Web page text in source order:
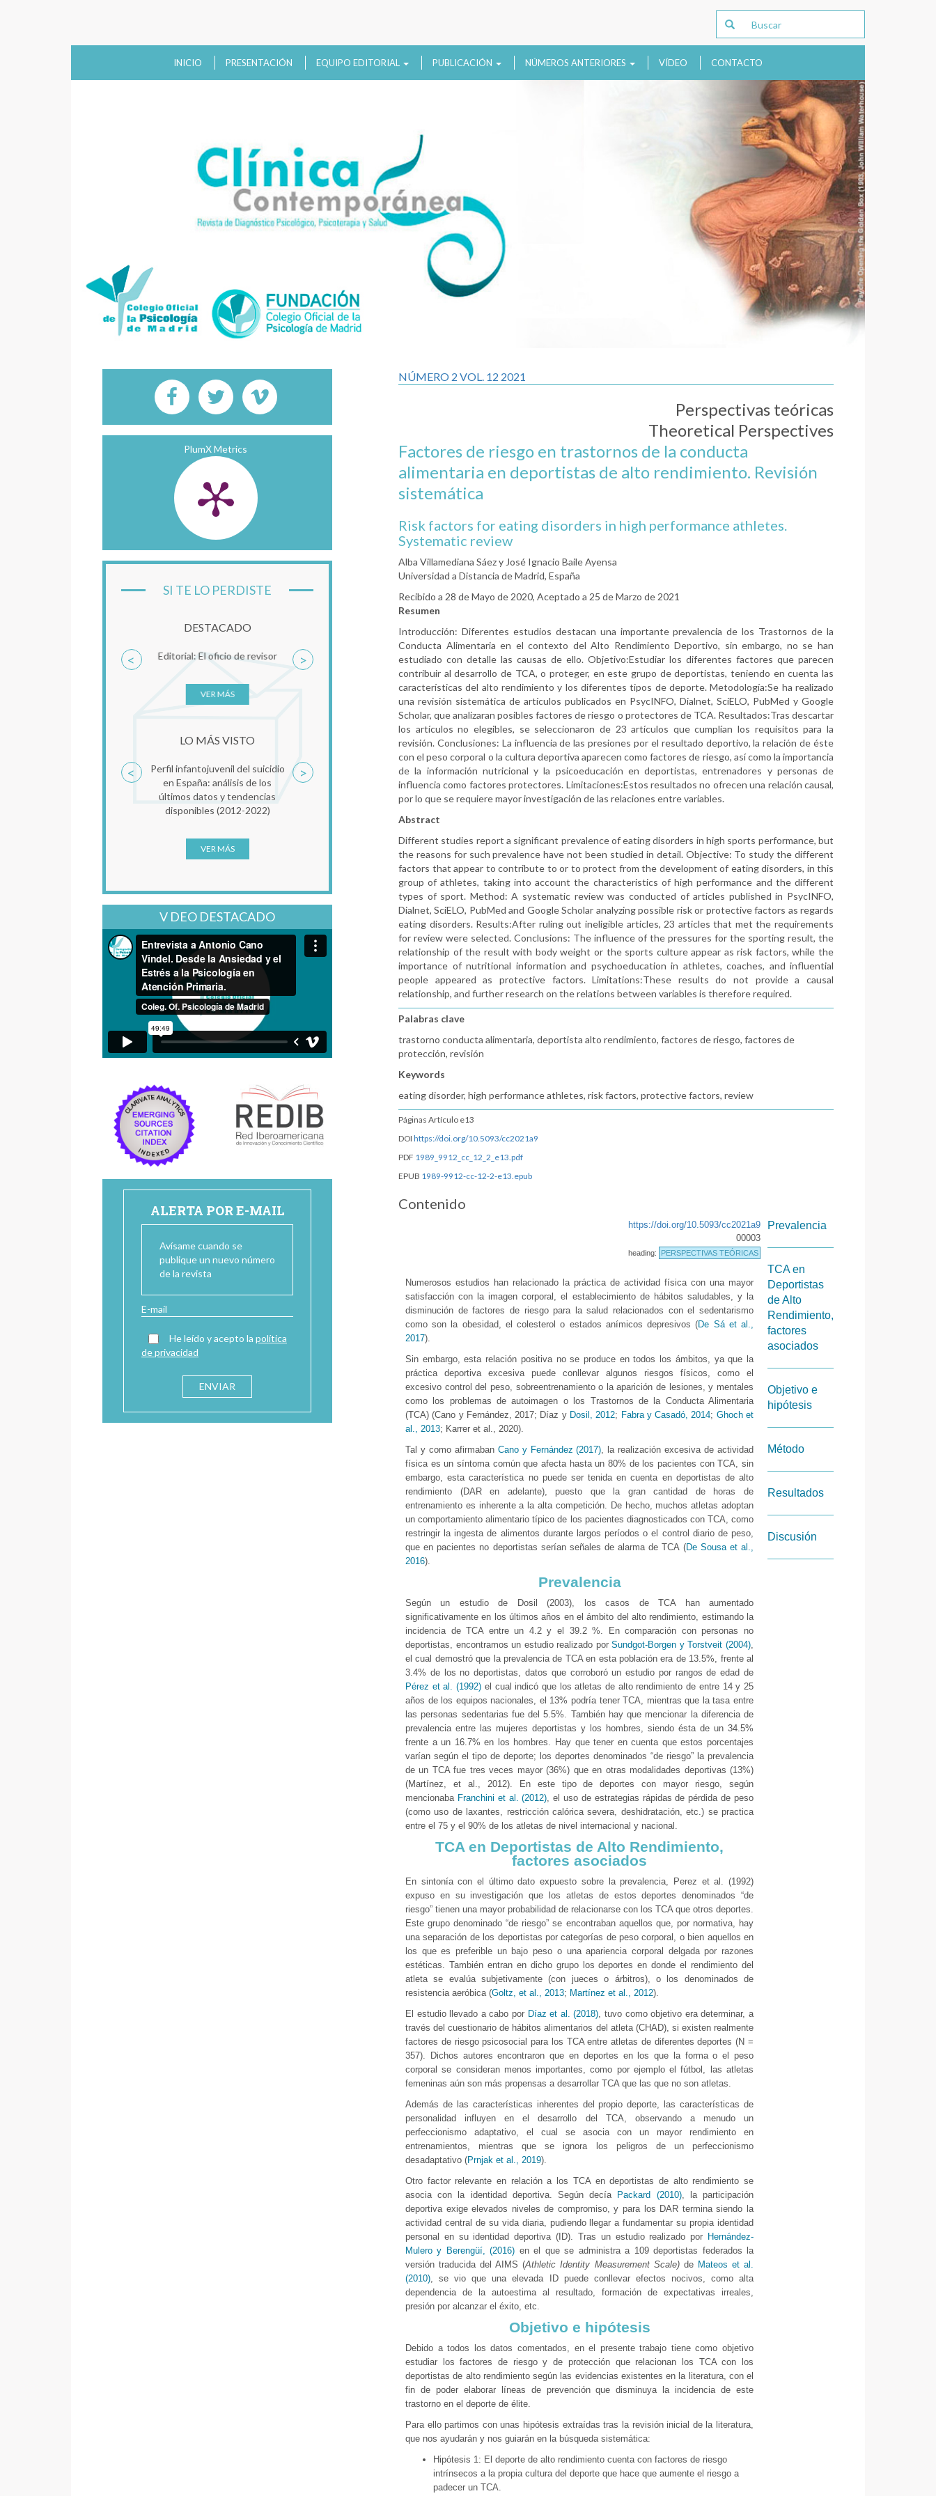
INICIO PRESENTACIÓN EQUIPO EDITORIAL PUBLICACIÓN NÚMEROS ANTERIORES VÍDEO CONTACTO
NÚMERO 2 VOL. 12 2021
Perspectivas teóricas
Theoretical Perspectives
Factores de riesgo en trastornos de la conducta
alimentaria en deportistas de alto rendimiento. Revisión
sistemática
Risk factors for eating disorders in high performance athletes.
Systematic review
Alba Villamediana Sáez y José Ignacio Baile Ayensa
Universidad a Distancia de Madrid, España
Recibido a 28 de Mayo de 2020, Aceptado a 25 de Marzo de 2021
Resumen
Introducción: Diferentes estudios destacan una importante prevalencia de los Trastornos de la
Conducta Alimentaria en el contexto del Alto Rendimiento Deportivo, sin embargo, no se han
estudiado con detalle las causas de ello. Objetivo:Estudiar los diferentes factores que parecen
contribuir al desarrollo de TCA, o proteger, en este grupo de deportistas, teniendo en cuenta las
características del alto rendimiento y los diferentes tipos de deporte. Metodología:Se ha realizado
una revisión sistemática de artículos publicados en PsycINFO, Dialnet, SciELO, PubMed y Google
Scholar, que analizaran posibles factores de riesgo o protectores de TCA. Resultados:Tras descartar
los artículos no elegibles, se seleccionaron de 23 artículos que cumplían los requisitos para la
revisión. Conclusiones: La influencia de las presiones por el resultado deportivo, la relación de éste
con el peso corporal o la cultura deportiva aparecen como factores de riesgo, así como la importancia
de la información nutricional y la psicoeducación en deportistas, entrenadores y personas de
influencia como factores protectores. Limitaciones:Estos resultados no ofrecen una relación causal,
por lo que se requiere mayor investigación de las relaciones entre variables.
Abstract
Different studies report a significant prevalence of eating disorders in high sports performance, but
the reasons for such prevalence have not been studied in detail. Objective: To study the different
factors that appear to contribute to or to protect from the development of eating disorders, in this
group of athletes, taking into account the characteristics of high performance and the different
types of sport. Method: A systematic review was conducted of articles published in PsycINFO,
Dialnet, SciELO, PubMed and Google Scholar analyzing possible risk or protective factors as regards
eating disorders. Results:After ruling out ineligible articles, 23 articles that met the requirements
for review were selected. Conclusions: The influence of the pressures for the sporting result, the
relationship of the result with body weight or the sports culture appear as risk factors, while the
importance of nutritional information and psychoeducation in athletes, coaches, and influential
people appeared as protective factors. Limitations:These results do not provide a causal
relationship, and further research on the relations between variables is therefore required.
Palabras clave
trastorno conducta alimentaria, deportista alto rendimiento, factores de riesgo, factores de
protección, revisión
Keywords
eating disorder, high performance athletes, risk factors, protective factors, review
Páginas Artículo e13
DOI https://doi.org/10.5093/cc2021a9
PDF 1989_9912_cc_12_2_e13.pdf
EPUB 1989-9912-cc-12-2-e13.epub
Contenido
https://doi.org/10.5093/cc2021a9
00003
heading: PERSPECTIVAS TEÓRICAS
Numerosos estudios han relacionado la práctica de actividad física con una mayor
satisfacción con la imagen corporal, el establecimiento de hábitos saludables, y la
disminución de factores de riesgo para la salud relacionados con el sedentarismo
como son la obesidad, el colesterol o estados anímicos depresivos (De Sá et al.,
2017).
Sin embargo, esta relación positiva no se produce en todos los ámbitos, ya que la
práctica deportiva excesiva puede conllevar algunos riesgos físicos, como el
excesivo control del peso, sobreentrenamiento o la aparición de lesiones, y mentales
como los problemas de autoimagen o los Trastornos de la Conducta Alimentaria
(TCA) (Cano y Fernández, 2017; Díaz y Dosil, 2012; Fabra y Casadó, 2014; Ghoch et
al., 2013; Karrer et al., 2020).
Tal y como afirmaban Cano y Fernández (2017) , la realización excesiva de actividad
física es un síntoma común que afecta hasta un 80% de los pacientes con TCA, sin
embargo, esta característica no puede ser tenida en cuenta en deportistas de alto
rendimiento (DAR en adelante), puesto que la gran cantidad de horas de
entrenamiento es inherente a la alta competición. De hecho, muchos atletas adoptan
un comportamiento alimentario típico de los pacientes diagnosticados con TCA, como
restringir la ingesta de alimentos durante largos períodos o el control diario de peso,
que en pacientes no deportistas serían señales de alarma de TCA (De Sousa et al.,
2016).
Prevalencia
Según un estudio de Dosil (2003), los casos de TCA han aumentado
significativamente en los últimos años en el ámbito del alto rendimiento, estimando la
incidencia de TCA entre un 4.2 y el 39.2 %. En comparación con personas no
deportistas, encontramos un estudio realizado porSundgot-Borgen y Torstveit (2004)
el cual demostró que la prevalencia de TCA en esta población era de 13.5%, frente al
3.4% de los no deportistas, datos que corroboró un estudio por rangos de edad de
Pérez et al. (1992) el cual indicó que los atletas de alto rendimiento de entre 14 y 25
años de los equipos nacionales, el 13% podría tener TCA, mientras que la tasa entre
las personas sedentarias fue del 5.5%. También hay que mencionar la diferencia de
prevalencia entre las mujeres deportistas y los hombres, siendo ésta de un 34.5%
frente a un 16.7% en los hombres. Hay que tener en cuenta que estos porcentajes
varían según el tipo de deporte; los deportes denominados “de riesgo” la prevalencia
de un TCA fue tres veces mayor (36%) que en otras modalidades deportivas (13%)
(Martínez, et al., 2012). En este tipo de deportes con mayor riesgo, según
mencionaba Franchini et al. (2012) , el uso de estrategias rápidas de pérdida de peso
(como uso de laxantes, restricción calórica severa, deshidratación, etc.) se practica
entre el 75 y el 90% de los atletas de nivel internacional y nacional.
TCA en Deportistas de Alto Rendimiento,
factores asociados
En sintonía con el último dato expuesto sobre la prevalencia, Perez et al. (1992)
expuso en su investigación que los atletas de estos deportes denominados “de
riesgo” tienen una mayor probabilidad de relacionarse con los TCA que otros deportes.
Este grupo denominado “de riesgo” se encontraban aquellos que, por normativa, hay
una separación de los deportistas por categorías de peso corporal, o bien aquellos en
los que es preferible un bajo peso o una apariencia corporal delgada por razones
estéticas. También entran en dicho grupo los deportes en donde el rendimiento del
atleta se evalúa subjetivamente (con jueces o árbitros), o los denominados de
resistencia aeróbica (Goltz, et al., 2013; Martínez et al., 2012).
El estudio llevado a cabo por Díaz et al. (2018) , tuvo como objetivo era determinar, a
través del cuestionario de hábitos alimentarios del atleta (CHAD), si existen realmente
factores de riesgo psicosocial para los TCA entre atletas de diferentes deportes (N =
357). Dichos autores encontraron que en deportes en los que la forma o el peso
corporal se consideran menos importantes, como por ejemplo el fútbol, las atletas
femeninas aún son más propensas a desarrollar TCA que las que no son atletas.
Además de las características inherentes del propio deporte, las características de
personalidad influyen en el desarrollo del TCA, observando a menudo un
perfeccionismo adaptativo, el cual se asocia con un mayor rendimiento en
entrenamientos, mientras que se ignora los peligros de un perfeccionismo
desadaptativo (Prnjak et al., 2019).
Otro factor relevante en relación a los TCA en deportistas de alto rendimiento se
asocia con la identidad deportiva. Según decía
Packard (2010), la participación
deportiva exige elevados niveles de compromiso, y para los DAR termina siendo la
actividad central de su vida diaria, pudiendo llegar a fundamentar su propia identidad
personal en su identidad deportiva (ID). Tras un estudio realizado por Hernández-
Mulero y Berengüí, (2016) en el que se administra a 109 deportistas federados la
versión traducida del AIMS (Athletic Identity Measurement Scale)de Mateos et al.
(2010) , se vio que una elevada ID puede conllevar efectos nocivos, como alta
dependencia de la autoestima al resultado, formación de expectativas irreales,
presión por alcanzar el éxito, etc.
Objetivo e hipótesis
Debido a todos los datos comentados, en el presente trabajo tiene como objetivo
estudiar los factores de riesgo y de protección que relacionan los TCA con los
deportistas de alto rendimiento según las evidencias existentes en la literatura, con el
fin de poder elaborar líneas de prevención que disminuya la incidencia de este
trastorno en el deporte de élite.
Para ello partimos con unas hipótesis extraídas tras la revisión inicial de la literatura,
que nos ayudarán y nos guiarán en la búsqueda sistemática:
Hipótesis 1: El deporte de alto rendimiento cuenta con factores de riesgo
intrínsecos a la propia cultura del deporte que hace que aumente el riesgo a
padecer un TCA.
Prevalencia
TCA en
Deportistas
de Alto
Rendimiento,
factores
asociados
Objetivo e
hipótesis
Método
Resultados
Discusión
PlumX Metrics
SI TE LO PERDISTE
DESTACADO
MBT-TF. Una aproximación
Clave de Mentalización
< >
LO MÁS VISTO
Reconsolidación de la memoria
como factor común en
VER MÁS
V DEO DESTACADO
ALERTA POR E-MAIL
Avísame cuando se
publique un nuevo número
He leído y acepto la